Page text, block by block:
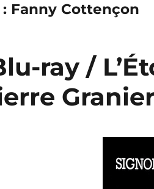
Fanny Cottençon
ray /